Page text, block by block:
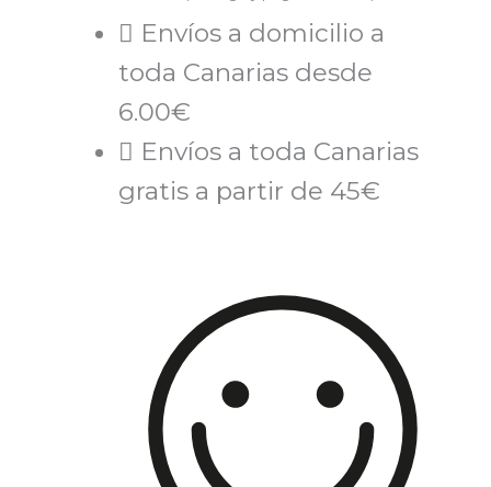
Envíos a domicilio a
toda Canarias desde
6.00€
Envíos a toda Canarias
gratis a partir de 45€